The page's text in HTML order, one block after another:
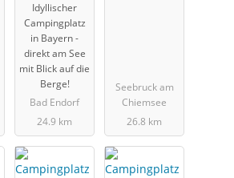
Idyllischer
Campingplatz
in Bayern -
direkt am See
mit Blick auf die
Berge!
Bad Endorf
24.9 km
Seebruck am
Chiemsee
26.8 km